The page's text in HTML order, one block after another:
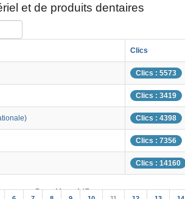
et de produits dentaires
Clics
Clics : 5573
Clics : 3419
Clics : 4398
Clics : 7356
Clics : 14160
Page 11 sur 147